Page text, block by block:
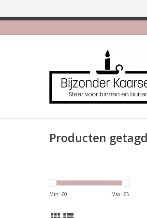
Producten
Min: €0 Max: €5